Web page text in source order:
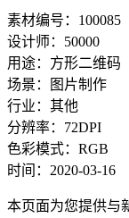
素材编号：100085
设计师：50000
用途：方形二维码
场景：图片制作
行业：其他
分辨率：72DPI
色彩模式：RGB
时间：2020-03-16
本页面为您提供与